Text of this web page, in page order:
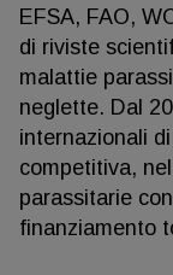
EFSA, FAO,
di riviste
malattie
neglette. Dal
internazionali
competitiva,
parassitarie
finanziamento